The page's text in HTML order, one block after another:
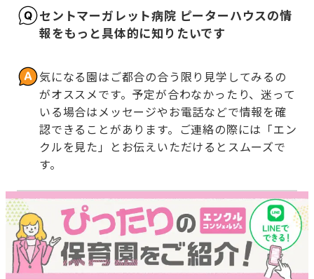
セントマーガレット病院 ピーターハウスの情
報をもっと具体的に知りたいです
気になる園はご都合の合う限り見学してみるの
がオススメです。予定が合わなかったり、迷って
いる場合はメッセージやお電話などで情報を確
認できることがあります。ご連絡の際には「エン
クルを見た」とお伝えいただけるとスムーズで
す。